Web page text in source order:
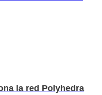
la red Polyhedra